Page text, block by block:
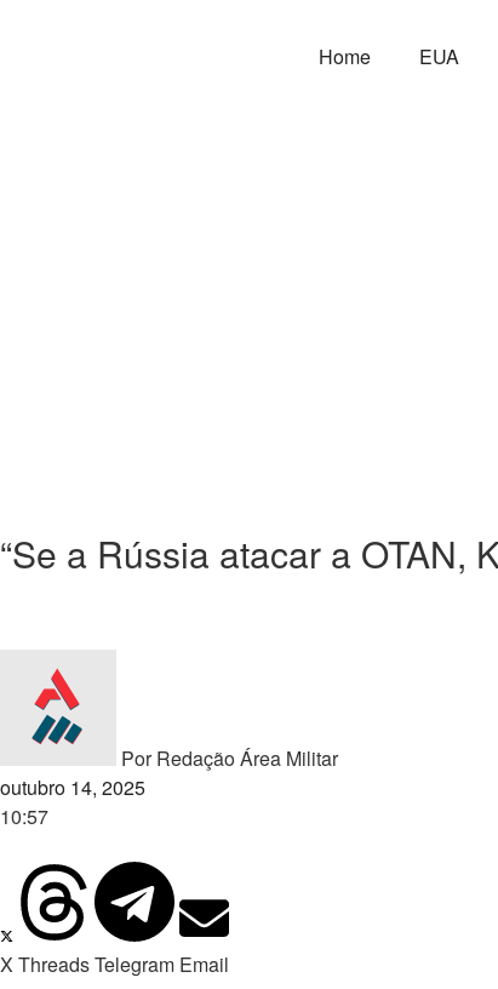
Home EUA
“Se a Rússia atacar a OTAN,
PorRedação Área Militar
outubro 14, 2025
10:57
X ThreadsTelegram Email